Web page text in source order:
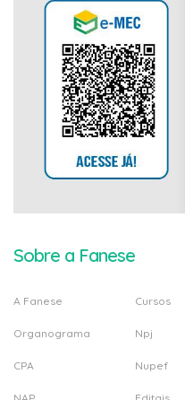
Sobre a Fanese
A Fanese
Organograma
CPA
Cursos
Npj
Nupef